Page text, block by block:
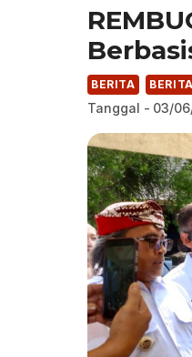
BERITA
Tanggal - 03/